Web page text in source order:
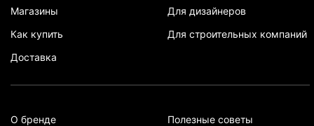
Магазины
Как купить
Доставка
Для дизайнеров
Для строительных компаний
О бренде
Полезные советы